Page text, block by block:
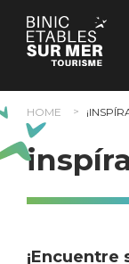
Panel de
HOME